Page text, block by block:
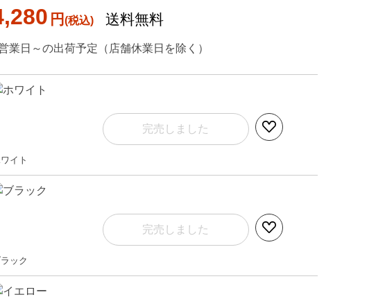
円 送料無料
業日～の出荷予定（店舗休業日を除く）
イト
完売しました
ック
完売しました